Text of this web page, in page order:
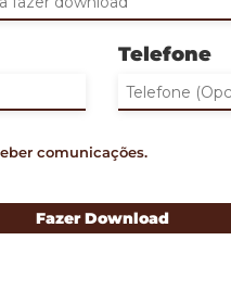
Telefone
comunicações.
Fazer Download